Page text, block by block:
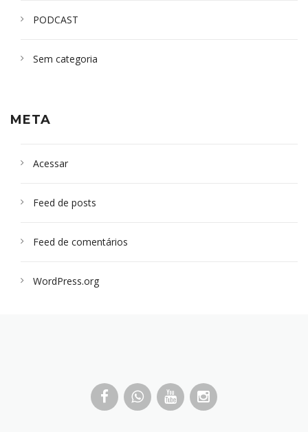
PODCAST
Sem categoria
META
Acessar
Feed de posts
Feed de comentários
WordPress.org